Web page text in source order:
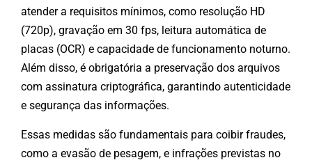
atender a requisitos mínimos, como resolução HD
(720p), gravação em 30 fps, leitura automática de
placas (OCR) e capacidade de funcionamento noturno.
Além disso, é obrigatória a preservação dos arquivos
com assinatura criptográfica, garantindo autenticidade
e segurança das informações.
Essas medidas são fundamentais para coibir fraudes,
como a evasão de pesagem, e infrações previstas no